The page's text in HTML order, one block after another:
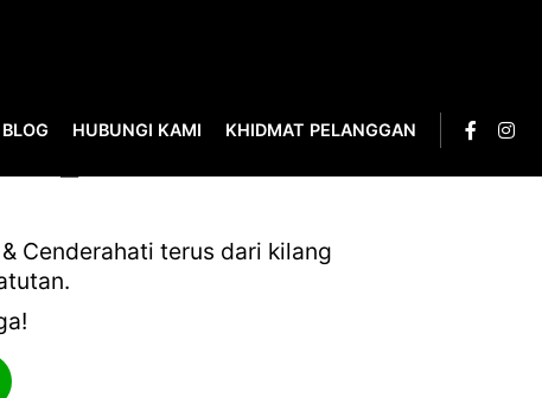
BLOG HUBUNGI KAMI KHIDMAT PELANGGAN
Cenderahati terus dari kilang